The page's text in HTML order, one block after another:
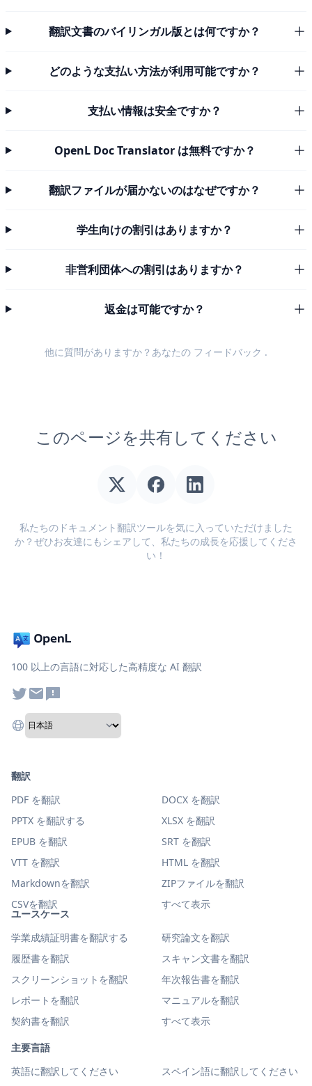
翻訳文書のバイリンガル版とは何ですか？
どのような支払い方法が利用可能ですか？
支払い情報は安全ですか？
OpenL Doc Translator は無料ですか？
翻訳ファイルが届かないのはなぜですか？
学生向けの割引はありますか？
非営利団体への割引はありますか？
返金は可能ですか？
他に質問がありますか？あなたの フィードバック .
このページを共有してください
私たちのドキュメント翻訳ツールを気に入っていただけました
か？ぜひお友達にもシェアして、私たちの成長を応援してくださ
い！
100 以上の言語に対応した高精度な AI 翻訳
ユースケース
学業成績証明書を翻訳する
研究論文を翻訳
履歴書を翻訳
スキャン文書を翻訳
スクリーンショットを翻訳
年次報告書を翻訳
レポートを翻訳
マニュアルを翻訳
契約書を翻訳
すべて表示
主要言語
英語に翻訳してください
スペイン語に翻訳してください
翻訳
PDF を翻訳
DOCX を翻訳
PPTX を翻訳する
XLSX を翻訳
EPUB を翻訳
SRT を翻訳
VTT を翻訳
HTML を翻訳
Markdownを翻訳
ZIPファイルを翻訳
CSVを翻訳
すべて表示